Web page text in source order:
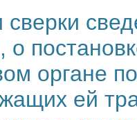
органе
ей